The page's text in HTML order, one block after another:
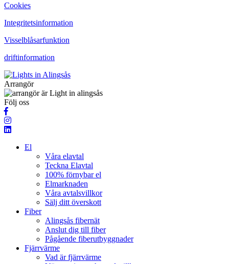
Cookies
Integritetsinformation
Visselblåsarfunktion
driftinformation
Arrangör
Följ oss
El
Våra elavtal
Teckna Elavtal
100% förnybar el
Elmarknaden
Våra avtalsvillkor
Sälj ditt överskott
Fiber
Alingsås fibernät
Anslut dig till fiber
Pågående fiberutbyggnader
Fjärrvärme
Vad är fjärrvärme